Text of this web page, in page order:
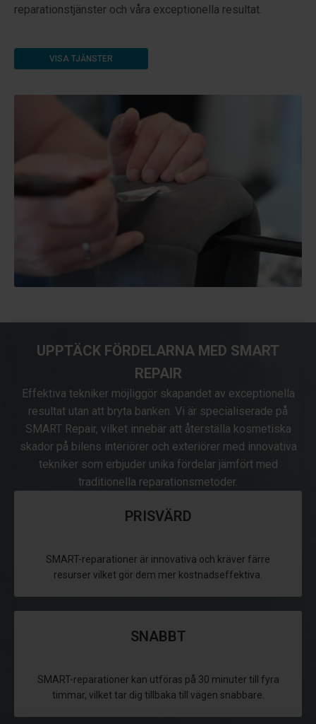
reparationstjänster och våra exceptionella resultat.
VISA TJÄNSTER
UPPTÄCK FÖRDELARNA MED SMART
REPAIR
Effektiva tekniker möjliggör skapandet av exceptionella
resultat utan att bryta banken. Vi är specialiserade på
SMART Repair, vilket innebär att återställa kosmetiska
skador på bilens interiörer och exteriörer med innovativa
tekniker som erbjuder unika fördelar jämfört med
traditionella reparationsmetoder.
PRISVÄRD
SMART-reparationer är innovativa och kräver färre
resurser vilket gör dem mer kostnadseffektiva.
SNABBT
SMART-reparationer kan utföras på 30 minuter till fyra
timmar, vilket tar dig tillbaka till vägen snabbare.